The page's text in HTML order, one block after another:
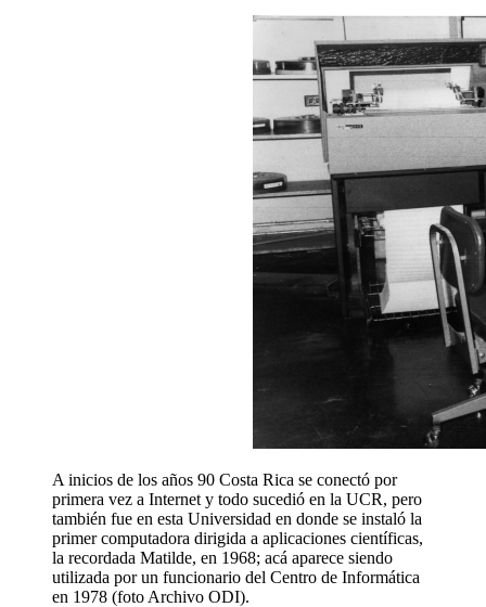
A inicios de los años 90 Costa Rica se conectó por
primera vez a Internet y todo sucedió en la UCR, pero
también fue en esta Universidad en donde se instaló la
primer computadora dirigida a aplicaciones científicas,
la recordada Matilde, en 1968; acá aparece siendo
utilizada por un funcionario del Centro de Informática
en 1978 (foto Archivo ODI).